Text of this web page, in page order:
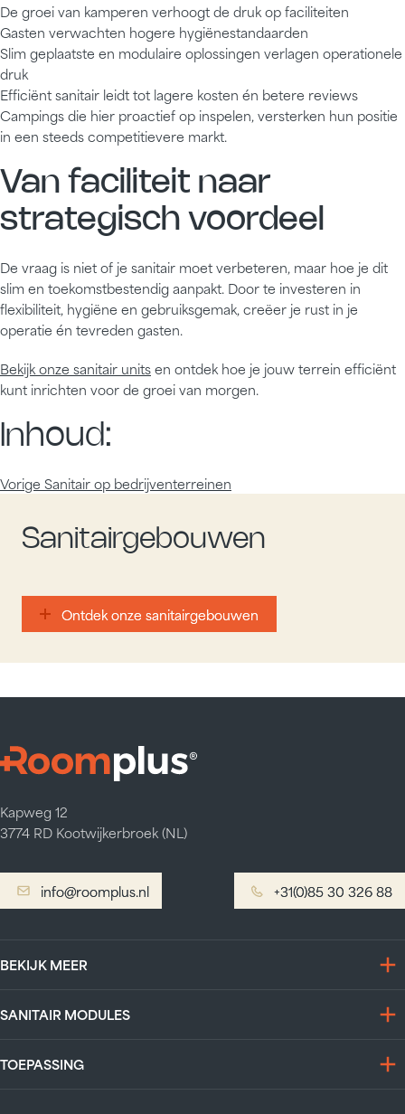
De groei van kamperen verhoogt de druk op faciliteiten
Gasten verwachten hogere hygiënestandaarden
Slim geplaatste en modulaire oplossingen verlagen operationele
druk
Efficiënt sanitair leidt tot lagere kosten én betere reviews
Campings die hier proactief op inspelen, versterken hun positie
in een steeds competitievere markt.
Van faciliteit naar
strategisch voordeel
De vraag is niet of je sanitair moet verbeteren, maar hoe je dit
slim en toekomstbestendig aanpakt. Door te investeren in
flexibiliteit, hygiëne en gebruiksgemak, creëer je rust in je
operatie én tevreden gasten.
Bekijk onze sanitair unitsen ontdek hoe je jouw terrein efficiënt
kunt inrichten voor de groei van morgen.
Inhoud:
Vorige Sanitair op bedrijventerreinen
Sanitairgebouwen
Ontdek onze sanitairgebouwen
Ontdek onze sanitairgebouwen
Kapweg 12
3774 RD Kootwijkerbroek (NL)
info@roomplus.nl
info@roomplus.nl +31(0)85 30 326 88
+31(0)85 30 326 88
BEKIJK MEER
SANITAIR MODULES
TOEPASSING